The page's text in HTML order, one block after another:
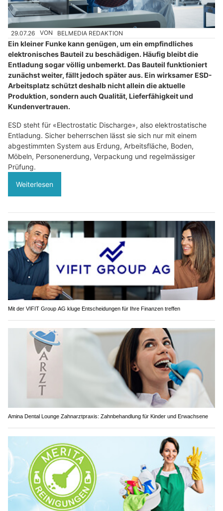
29.07.26 VON BELMEDIA REDAKTION
Ein kleiner Funke kann genügen, um ein empfindliches
elektronisches Bauteil zu beschädigen. Häufig bleibt die
Entladung sogar völlig unbemerkt. Das Bauteil funktioniert
zunächst weiter, fällt jedoch später aus. Ein wirksamer ESD-
Arbeitsplatz schützt deshalb nicht allein die aktuelle
Produktion, sondern auch Qualität, Lieferfähigkeit und
Kundenvertrauen.
ESD steht für «Electrostatic Discharge», also elektrostatische
Entladung. Sicher beherrschen lässt sie sich nur mit einem
abgestimmten System aus Erdung, Arbeitsfläche, Boden,
Möbeln, Personenerdung, Verpackung und regelmässiger
Prüfung.
Weiterlesen
Mit der VIFIT Group AG kluge Entscheidungen für Ihre Finanzen treffen
Amina Dental Lounge Zahnarztpraxis: Zahnbehandlung für Kinder und Erwachsene